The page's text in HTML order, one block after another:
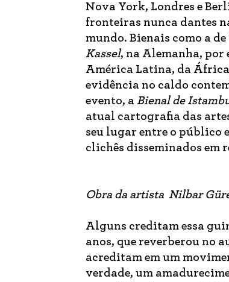
Nova York, Londres e
fronteiras nunca dantes
mundo. Bienais como a de
Kassel, na Alemanha, por
América Latina, da
evidência no caldo
evento, a Bienal de
atual cartografia das
seu lugar entre o público
clichês disseminados em
Obra da artista Nilbar
Alguns creditam essa
anos, que reverberou no
acreditam em um
verdade, um